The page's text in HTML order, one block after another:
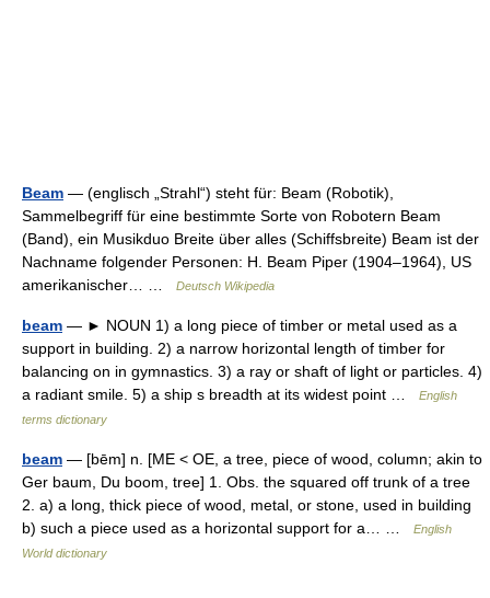
Beam — (englisch „Strahl“) steht für: Beam (Robotik),
Sammelbegriff für eine bestimmte Sorte von Robotern Beam
(Band), ein Musikduo Breite über alles (Schiffsbreite) Beam ist der
Nachname folgender Personen: H. Beam Piper (1904–1964), US
amerikanischer… …
Deutsch Wikipedia
beam — ► NOUN 1) a long piece of timber or metal used as a
support in building. 2) a narrow horizontal length of timber for
balancing on in gymnastics. 3) a ray or shaft of light or particles. 4)
a radiant smile. 5) a ship s breadth at its widest point …
English
terms dictionary
beam — [bēm] n. [ME < OE, a tree, piece of wood, column; akin to
Ger baum, Du boom, tree] 1. Obs. the squared off trunk of a tree
2. a) a long, thick piece of wood, metal, or stone, used in building
b) such a piece used as a horizontal support for a… …
English
World dictionary